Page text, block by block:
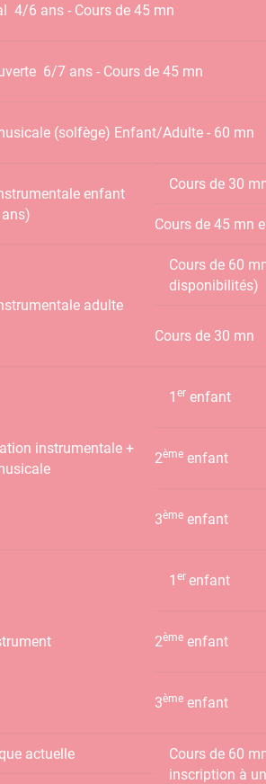
4/6 ans - Cours de 45 mn
6/7 ans - Cours de 45 mn
(solfège) Enfant/Adulte - 60 mn
enfant
Cours de 30
Cours de 45 mn
adulte
Cours de 60
disponibilités)
Cours de 30 mn
instrumentale +
1 erenfant
2ème enfant
3ème enfant
1 er enfant
2ème enfant
3ème enfant
actuelle
Cours de 60
inscription à